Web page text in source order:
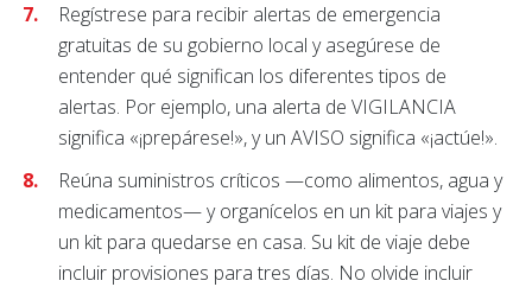
Regístrese para recibir alertas de emergencia
gratuitas de su gobierno local y asegúrese de
entender qué significan los diferentes tipos de
alertas. Por ejemplo, una alerta de VIGILANCIA
significa «¡prepárese!», y un AVISO significa «¡actúe!».
Reúna suministros críticos —como alimentos, agua y
medicamentos— y organícelos en un kit para viajes y
un kit para quedarse en casa. Su kit de viaje debe
incluir provisiones para tres días. No olvide incluir